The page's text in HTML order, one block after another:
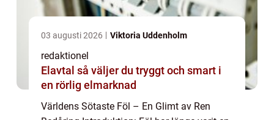
03 augusti 2026 Viktoria Uddenholm
redaktionel
Elavtal så väljer du tryggt och smart i
en rörlig elmarknad
Världens Sötaste Föl – En Glimt av Ren